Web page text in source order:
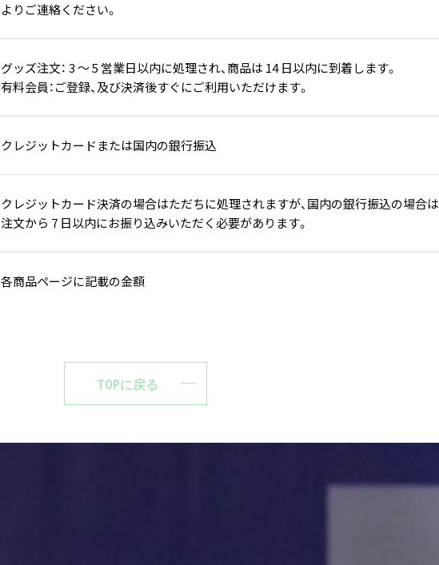
よりご連絡ください。
グッズ注文： 3 ～ 5 営業日以内に処理され、商品は 14 日以内に到着します。
有料会員：ご登録、及び決済後すぐにご利用いただけます。
クレジットカードまたは国内の銀行振込
クレジットカード決済の場合はただちに処理されますが、国内の銀行振込の場合は
注文から 7 日以内にお振り込みいただく必要があります。
各商品ページに記載の金額
TOPに戻る